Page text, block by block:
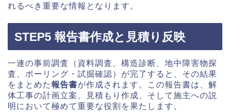
れるべき重要な情報となります。
STEP5 報告書作成と見積り反映
一連の事前調査（資料調査、構造診断、地中障害物探
査、ボーリング・試掘確認）が完了すると、その結果
をまとめた報告書が作成されます。この報告書は、解
体工事の計画立案、見積もり作成、そして施主への説
明において極めて重要な役割を果たします。